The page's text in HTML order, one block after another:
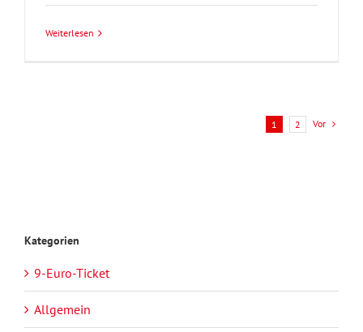
Weiterlesen
1 2 Vor
Kategorien
9-Euro-Ticket
Allgemein